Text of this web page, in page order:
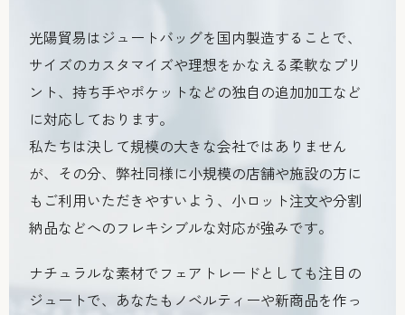
光陽貿易はジュートバッグを国内製造することで、
サイズのカスタマイズや理想をかなえる柔軟なプリ
ント、持ち手やポケットなどの独自の追加加工など
に対応しております。
私たちは決して規模の大きな会社ではありません
が、その分、弊社同様に小規模の店舗や施設の方に
もご利用いただきやすいよう、小ロット注文や分割
納品などへのフレキシブルな対応が強みです。
ナチュラルな素材でフェアトレードとしても注目の
ジュートで、あなたもノベルティーや新商品を作っ